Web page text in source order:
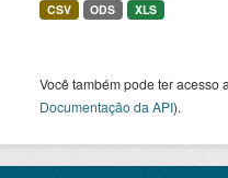
CSV ODS XLS
Você também pode ter acesso
Documentação da API).